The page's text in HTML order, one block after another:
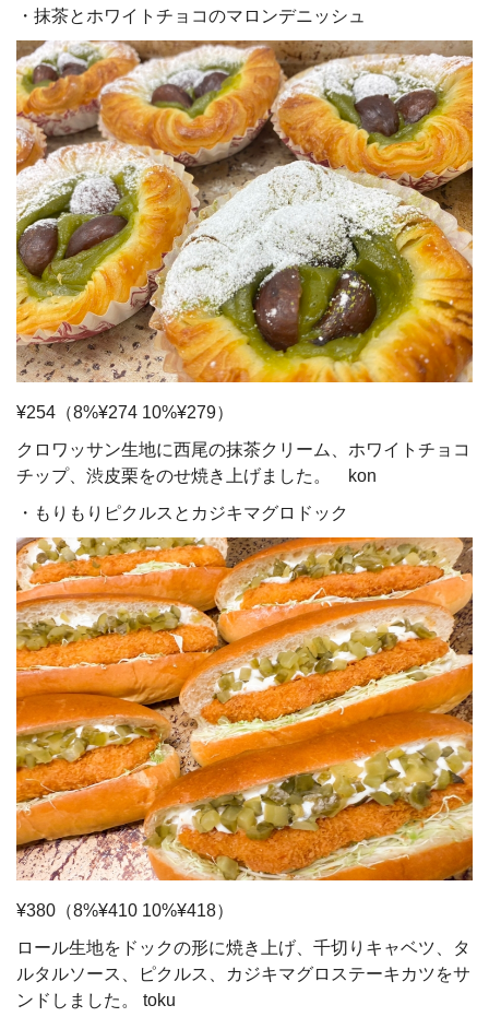
・抹茶とホワイトチョコのマロンデニッシュ
¥254（8%¥274 10%¥279）
クロワッサン生地に西尾の抹茶クリーム、ホワイトチョコ
チップ、渋皮栗をのせ焼き上げました。 kon
・もりもりピクルスとカジキマグロドック
¥380（8%¥410 10%¥418）
ロール生地をドックの形に焼き上げ、千切りキャベツ、タ
ルタルソース、ピクルス、カジキマグロステーキカツをサ
ンドしました。 toku